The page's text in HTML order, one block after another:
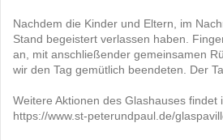
Nachdem die Kinder und Eltern, im
Stand begeistert verlassen haben.
an, mit anschließender gemeinsamen
wir den Tag gemütlich beendeten. Der
Weitere Aktionen des Glashauses findet
https://www.st-peterundpaul.de/